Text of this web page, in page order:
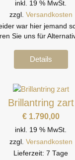
inkl. 19 % MwSt.
zzgl. Versandkosten
war hier jemand
Sie uns für
Details
Brillantring zart
€1.790,00
inkl. 19 % MwSt.
zzgl. Versandkosten
Lieferzeit: 7 Tage